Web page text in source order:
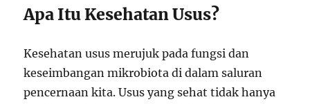
Apa Itu Kesehatan Usus?
Kesehatan usus merujuk pada fungsi dan
keseimbangan mikrobiota di dalam saluran
pencernaan kita. Usus yang sehat tidak hanya